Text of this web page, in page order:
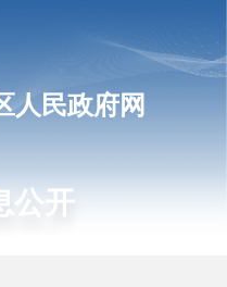
人民政府网
公开